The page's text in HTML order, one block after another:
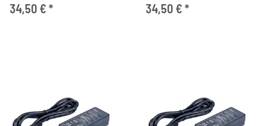
34,50 €* 34,50 €*